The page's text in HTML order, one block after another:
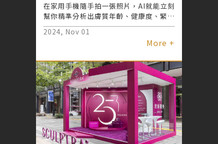
在家用手機隨手拍一張照片，AI就能立刻
幫你精準分析出膚質年齡、健康度、緊緻
度等各種結果，還會提供針對性的醫美療
程建議？這不是噱頭，而是君綺醫美與顧
客建立「信任關係」的秘密武器之一。無
出診間的各種線上線下活動，君綺與消費
者接觸的每一個節點其實都在累積著這種
信任，不只信任君綺能提供的安全安心，
更信任君綺的專業，能帶來自己想要的美
麗與年輕。
2024, Nov 01
More +